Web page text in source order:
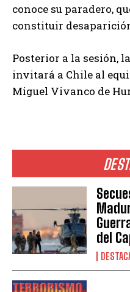
del
conoce su paradero,
constituir
Posterior a la sesión,
invitará a Chile al
Miguel Vivanco de